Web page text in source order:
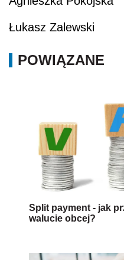
Łukasz Zalewski
POWIĄZANE
Split payment - jak
walucie obcej?